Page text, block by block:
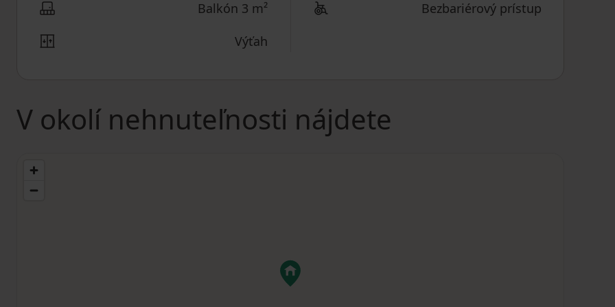
Balkón 3 m²
Výťah
Bezbariérový prístup
V okolí nehnuteľnosti nájdete